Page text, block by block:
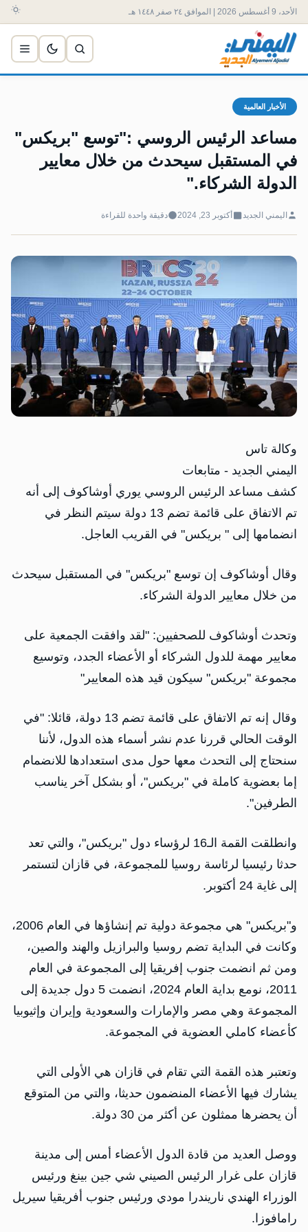
الأحد، 9 أغسطس 2026 | الموافق ٢٤ صفر ١٤٤٨ هـ
الأخبار العالمية
مساعد الرئيس الروسي :"توسع "بريكس"
في المستقبل سيحدث من خلال معايير
الدولة الشركاء."
اليمني الجديد أكتوبر 23, 2024 دقيقة واحدة للقراءة
وكالة تاس
اليمني الجديد - متابعات
كشف مساعد الرئيس الروسي يوري أوشاكوف إلى أنه
تم الاتفاق على قائمة تضم 13 دولة سيتم النظر في
انضمامها إلى " بريكس" في القريب العاجل.
وقال أوشاكوف إن توسع "بريكس" في المستقبل سيحدث
من خلال معايير الدولة الشركاء.
وتحدث أوشاكوف للصحفيين: "لقد وافقت الجمعية على
معايير مهمة للدول الشركاء أو الأعضاء الجدد، وتوسيع
مجموعة "بريكس" سيكون قيد هذه المعايير"
وقال إنه تم الاتفاق على قائمة تضم 13 دولة، قائلا: "في
الوقت الحالي قررنا عدم نشر أسماء هذه الدول، لأننا
سنحتاج إلى التحدث معها حول مدى استعدادها للانضمام
إما بعضوية كاملة في "بريكس"، أو بشكل آخر يناسب
الطرفين".
وانطلقت القمة الـ16 لرؤساء دول "بريكس"، والتي تعد
حدثا رئيسيا لرئاسة روسيا للمجموعة، في قازان لتستمر
إلى غاية 24 أكتوبر.
و"بريكس" هي مجموعة دولية تم إنشاؤها في العام 2006،
وكانت في البداية تضم روسيا والبرازيل والهند والصين،
ومن ثم انضمت جنوب إفريقيا إلى المجموعة في العام
2011، نومع بداية العام 2024، انضمت 5 دول جديدة إلى
المجموعة وهي مصر والإمارات والسعودية وإيران وإثيوبيا
كأعضاء كاملي العضوية في المجموعة.
وتعتبر هذه القمة التي تقام في قازان هي الأولى التي
يشارك فيها الأعضاء المنضمون حديثا، والتي من المتوقع
أن يحضرها ممثلون عن أكثر من 30 دولة.
ووصل العديد من قادة الدول الأعضاء أمس إلى مدينة
قازان على غرار الرئيس الصيني شي جين بينغ ورئيس
الوزراء الهندي ناريندرا مودي ورئيس جنوب أفريقيا سيريل
رامافوزا.